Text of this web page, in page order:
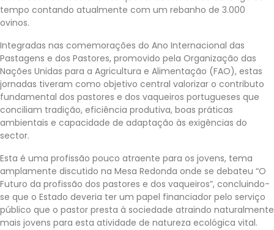
tempo contando atualmente com um rebanho de 3.000
ovinos.
Integradas nas comemorações do Ano Internacional das
Pastagens e dos Pastores, promovido pela Organização das
Nações Unidas para a Agricultura e Alimentação (FAO), estas
jornadas tiveram como objetivo central valorizar o contributo
fundamental dos pastores e dos vaqueiros portugueses que
conciliam tradição, eficiência produtiva, boas práticas
ambientais e capacidade de adaptação às exigências do
sector.
Esta é uma profissão pouco atraente para os jovens, tema
amplamente discutido na Mesa Redonda onde se debateu “O
Futuro da profissão dos pastores e dos vaqueiros”, concluindo-
se que o Estado deveria ter um papel financiador pelo serviço
público que o pastor presta à sociedade atraindo naturalmente
mais jovens para esta atividade de natureza ecológica vital.